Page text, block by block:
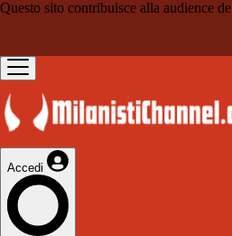
Questo sito contribuisce alla audience de
Accedi